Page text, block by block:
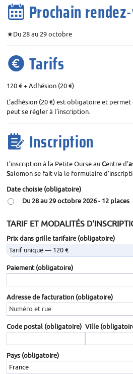
Prochain
Du 28 au 29 octobre
Tarifs
120 € + Adhésion (20 €)
L’adhésion (20 €) est obligatoire et
peut se régler à l’inscription.
Inscription
L’inscription à la Petite Ourse auCentre d’a
Salomon se fait via le formulaire
Date choisie (obligatoire)
Du 28 au 29 octobre 2026 - 12 places
TARIF ET MODALITÉS
Prix dans grille tarifaire (obligatoire)
Paiement(obligatoire)
Adresse de facturation (obligatoire)
Code postal (obligatoire) Ville
Pays (obligatoire)